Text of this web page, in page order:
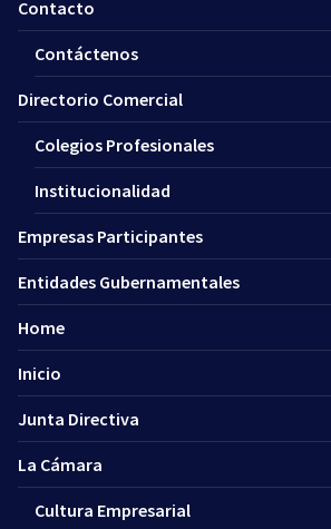
Contacto
Contáctenos
Directorio Comercial
Colegios Profesionales
Institucionalidad
Empresas Participantes
Entidades Gubernamentales
Home
Inicio
Junta Directiva
La Cámara
Cultura Empresarial